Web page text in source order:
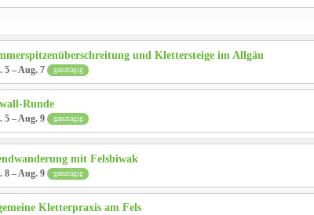
und Klettersteige im Allgäu
5 – Aug. 7 ganztägig
Runde
5 – Aug. 9 ganztägig
mit Felsbiwak
8 – Aug. 9 ganztägig
Kletterpraxis am Fels